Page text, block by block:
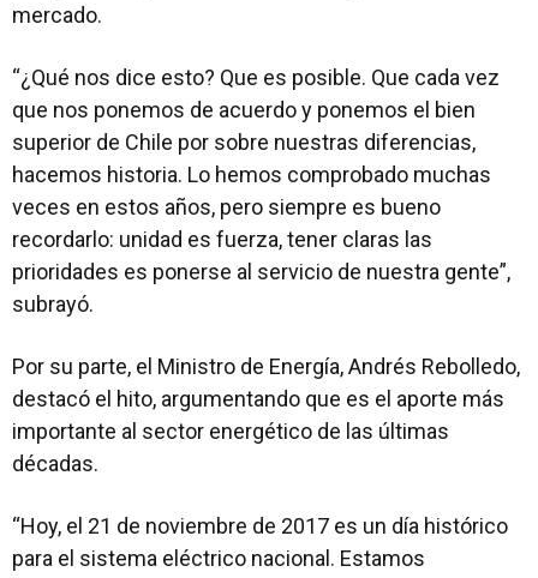
mercado.
“¿Qué nos dice esto? Que es posible. Que cada vez
que nos ponemos de acuerdo y ponemos el bien
superior de Chile por sobre nuestras diferencias,
hacemos historia. Lo hemos comprobado muchas
veces en estos años, pero siempre es bueno
recordarlo: unidad es fuerza, tener claras las
prioridades es ponerse al servicio de nuestra gente”,
subrayó.
Por su parte, el Ministro de Energía, Andrés Rebolledo,
destacó el hito, argumentando que es el aporte más
importante al sector energético de las últimas
décadas.
“Hoy, el 21 de noviembre de 2017 es un día histórico
para el sistema eléctrico nacional. Estamos